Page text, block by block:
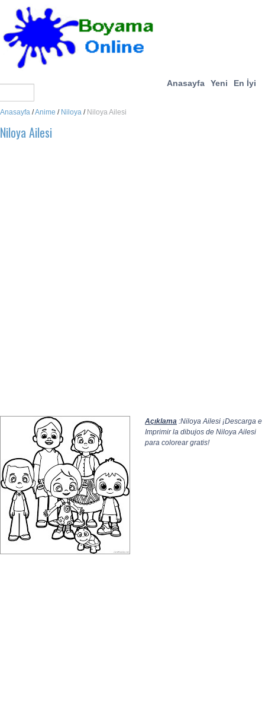
Anasayfa Yeni En İyi
Anasayfa /Anime / Niloya / Niloya Ailesi
Niloya Ailesi
Açıklama :Niloya Ailesi ¡Descarga e
Imprimir la dibujos de Niloya Ailesi
para colorear gratis!